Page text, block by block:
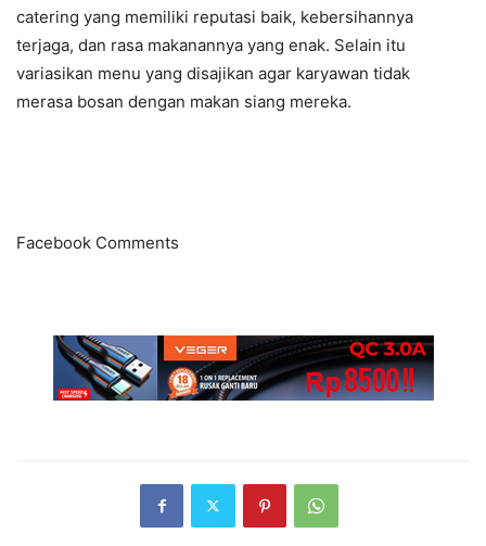
catering yang memiliki reputasi baik, kebersihannya
terjaga, dan rasa makanannya yang enak. Selain itu
variasikan menu yang disajikan agar karyawan tidak
merasa bosan dengan makan siang mereka.
Facebook Comments